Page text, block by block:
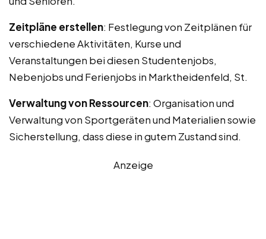
Zeitpläne erstellen: Festlegung von Zeitplänen für
verschiedene Aktivitäten, Kurse und
Veranstaltungen bei diesen Studentenjobs,
Nebenjobs und Ferienjobs in Marktheidenfeld, St.
Verwaltung von Ressourcen: Organisation und
Verwaltung von Sportgeräten und Materialien sowie
Sicherstellung, dass diese in gutem Zustand sind.
Anzeige